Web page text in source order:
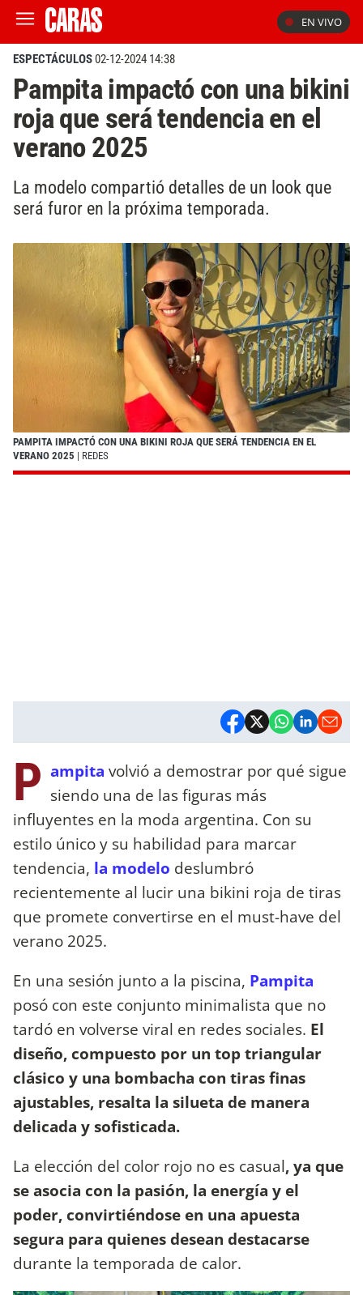
EN VIVO
ESPECTÁCULOS02-12-2024 14:38
Pampita impactó con una bikini
roja que será tendencia en el
verano 2025
La modelo compartió detalles de un look que
será furor en la próxima temporada.
PAMPITA IMPACTÓ CON UNA BIKINI ROJA QUE SERÁ TENDENCIA EN EL
VERANO 2025 | REDES
P ampita volvió a demostrar por qué sigue
siendo una de las figuras más
influyentes en la moda argentina. Con su
estilo único y su habilidad para marcar
tendencia, la modelo deslumbró
recientemente al lucir una bikini roja de tiras
que promete convertirse en el must-have del
verano 2025.
En una sesión junto a la piscina, Pampita
posó con este conjunto minimalista que no
tardó en volverse viral en redes sociales. El
diseño, compuesto por un top triangular
clásico y una bombacha con tiras finas
ajustables, resalta la silueta de manera
delicada y sofisticada.
La elección del color rojo no es casual, ya que
se asocia con la pasión, la energía y el
poder, convirtiéndose en una apuesta
segura para quienes desean destacarse
durante la temporada de calor.